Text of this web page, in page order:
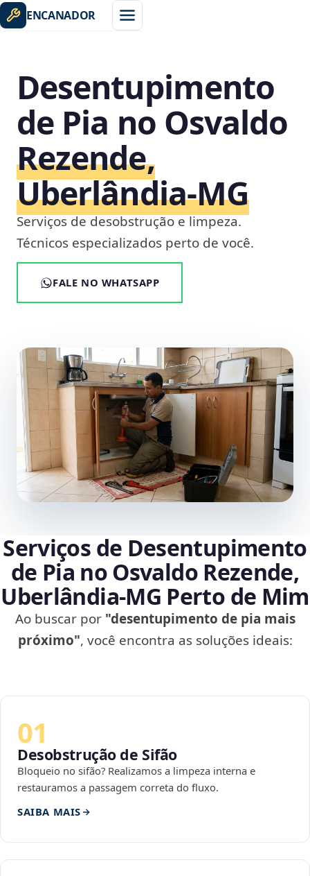
ENCANADOR
Desentupimento
de Pia no Osvaldo
Rezende,
Uberlândia‑MG
Serviços de desobstrução e limpeza.
Técnicos especializados perto de você.
FALE NO WHATSAPP
Serviços de Desentupimento
de Pia no Osvaldo Rezende,
Uberlândia‑MG Perto de Mim
Ao buscar por "desentupimento de pia mais
próximo", você encontra as soluções ideais:
01
Desobstrução de Sifão
Bloqueio no sifão? Realizamos a limpeza interna e
restauramos a passagem correta do fluxo.
SAIBA MAIS